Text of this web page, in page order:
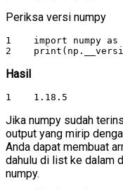
Periksa versi numpy
1    import numpy as
2
Hasil
1    1.18.5
Jika numpy sudah
output yang mirip
Anda dapat membuat
dahulu di list ke dalam
numpy.